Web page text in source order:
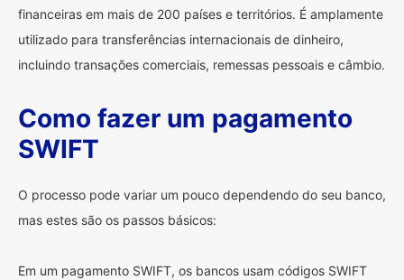
financeiras em mais de 200 países e territórios. É amplamente
utilizado para transferências internacionais de dinheiro,
incluindo transações comerciais, remessas pessoais e câmbio.
Como fazer um pagamento
SWIFT
O processo pode variar um pouco dependendo do seu banco,
mas estes são os passos básicos:
Em um pagamento SWIFT, os bancos usam códigos SWIFT